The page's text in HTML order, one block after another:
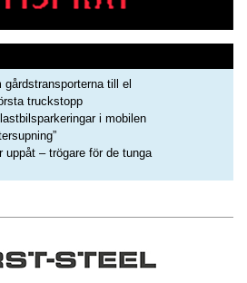
till el
truckstopp
i mobilen
uppåt – trögare för de tunga